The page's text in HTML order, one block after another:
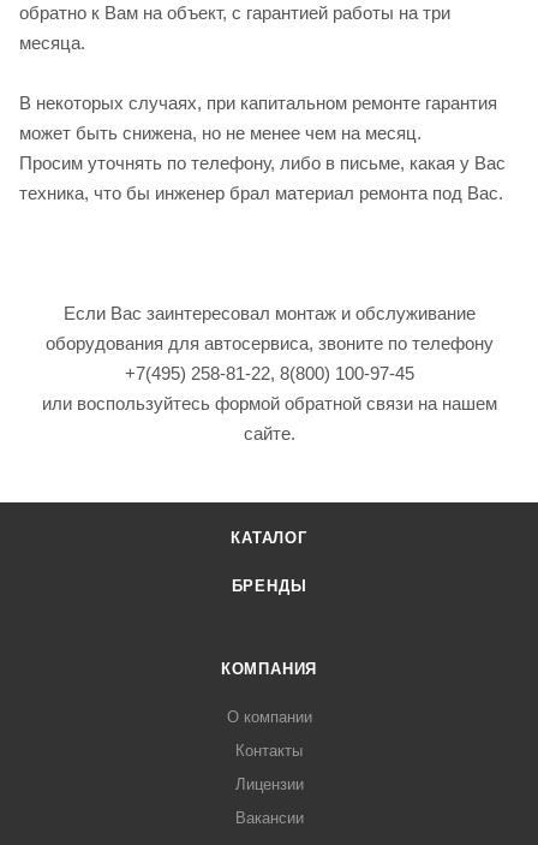
обратно к Вам на объект, с гарантией работы на три
месяца.
В некоторых случаях, при капитальном ремонте гарантия
может быть снижена, но не менее чем на месяц.
Просим уточнять по телефону, либо в письме, какая у Вас
техника, что бы инженер брал материал ремонта под Вас.
Если Вас заинтересовал монтаж и обслуживание
оборудования для автосервиса, звоните по телефону
+7(495) 258-81-22, 8(800) 100-97-45
или воспользуйтесь формой обратной связи на нашем
сайтe.
КАТАЛОГ
БРЕНДЫ
КОМПАНИЯ
О компании
Контакты
Лицензии
Вакансии